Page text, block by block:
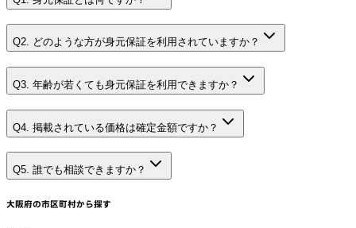
Q2. どのような方が身元保証を利用されていますか？
Q3. 年齢が若くても身元保証を利用できますか？
Q4. 掲載されている価格は確定金額ですか？
Q5. 誰でも相談できますか？
大阪府の市区町村から探す